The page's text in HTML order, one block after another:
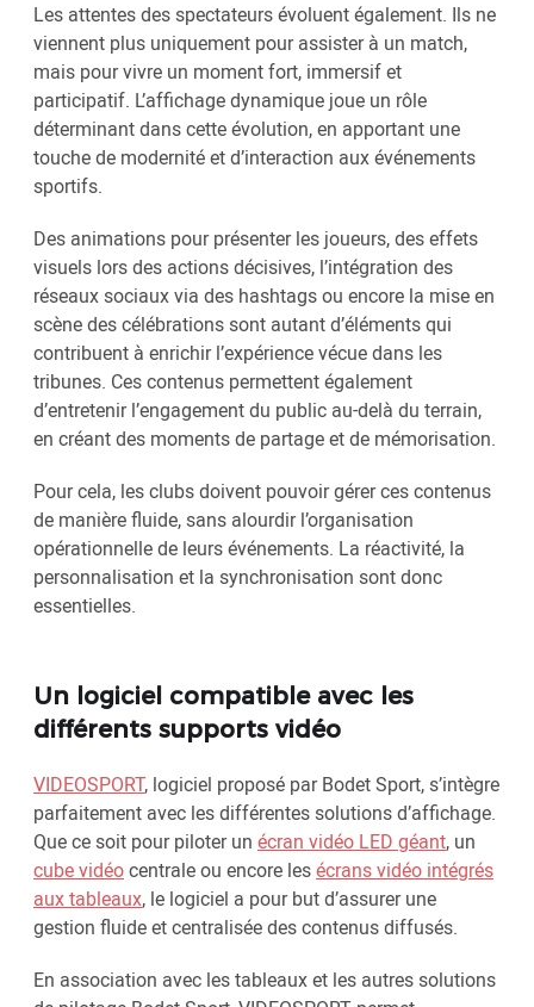
Les attentes des spectateurs évoluent également. Ils ne
viennent plus uniquement pour assister à un match,
mais pour vivre un moment fort, immersif et
participatif. L’affichage dynamique joue un rôle
déterminant dans cette évolution, en apportant une
touche de modernité et d’interaction aux événements
sportifs.
Des animations pour présenter les joueurs, des effets
visuels lors des actions décisives, l’intégration des
réseaux sociaux via des hashtags ou encore la mise en
scène des célébrations sont autant d’éléments qui
contribuent à enrichir l’expérience vécue dans les
tribunes. Ces contenus permettent également
d’entretenir l’engagement du public au-delà du terrain,
en créant des moments de partage et de mémorisation.
Pour cela, les clubs doivent pouvoir gérer ces contenus
de manière fluide, sans alourdir l’organisation
opérationnelle de leurs événements. La réactivité, la
personnalisation et la synchronisation sont donc
essentielles.
Un logiciel compatible avec les
différents supports vidéo
VIDEOSPORT, logiciel proposé par Bodet Sport, s’intègre
parfaitement avec les différentes solutions d’affichage.
Que ce soit pour piloter un écran vidéo LED géant, un
cube vidéocentrale ou encore lesécrans vidéo intégrés
aux tableaux, le logiciel a pour but d’assurer une
gestion fluide et centralisée des contenus diffusés.
En association avec les tableaux et les autres solutions